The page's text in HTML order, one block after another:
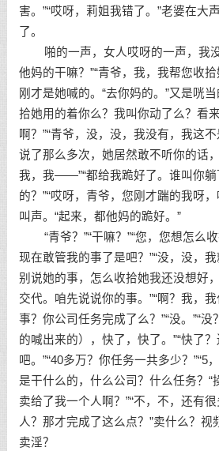
害。”“哎呀，莉姐我错了。”老婆在大
了。
啪的一声，女人哎呀的一声，我没
他妈的干嘛？”“青爷，我，我帮您收
刚才是她喊的。“去你妈的。”又是咣
拾她用的着你么？我叫你动了么？看
啊？”“青爷，没，没，我没有，我这
说了那么多次，她居然敢不听你的话
我，我——”“都给我跪好了。谁叫你躺
的？”“哎呀，青爷，您刚才踹的我呀
叫声。“起来，都他妈的跪好。”
“青爷？”“干嘛？”“您，您想怎么收
现在敢管我的事了是吧？”“没，没，
别说她的事，怎么收拾她我还没想好
交代。咱先说说你的事。”“啊？我，我
事？你公司任务完成了么？”“没。”“没
的喊出来的），快了，快了。”“快了
吧。”“40多万？你任务一共多少？”“5
是干什么的，什么公司？什么任务？“
卖给了我一个人啊？”“不，不，还有
人？那才完成了这么点？”卖什么？视
卖淫？